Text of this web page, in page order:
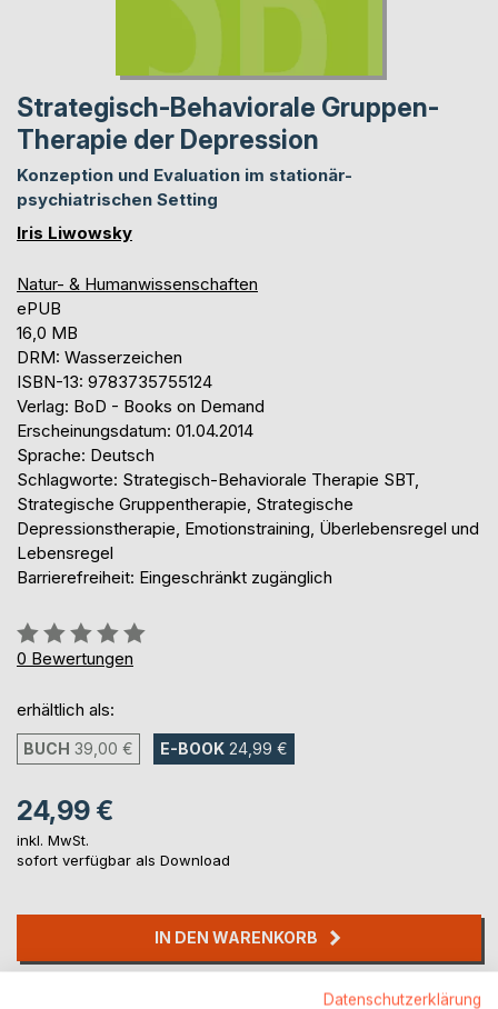
Strategisch-Behaviorale Gruppen-
Therapie der Depression
Konzeption und Evaluation im stationär-
psychiatrischen Setting
Iris Liwowsky
Natur- & Humanwissenschaften
ePUB
16,0 MB
DRM: Wasserzeichen
ISBN-13: 9783735755124
Verlag: BoD - Books on Demand
Erscheinungsdatum: 01.04.2014
Sprache: Deutsch
Schlagworte: Strategisch-Behaviorale Therapie SBT,
Strategische Gruppentherapie, Strategische
Depressionstherapie, Emotionstraining, Überlebensregel und
Lebensregel
Barrierefreiheit: Eingeschränkt zugänglich
Bewertung::
0%
0 Bewertungen
erhältlich als:
BUCH 39,00 € E-BOOK 24,99 €
24,99 €
inkl. MwSt.
sofort verfügbar als Download
IN DEN WARENKORB
Datenschutzerklärung